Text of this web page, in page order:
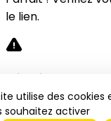
le lien.
Désolé, une
Fermer
utilise des
souhaitez activer